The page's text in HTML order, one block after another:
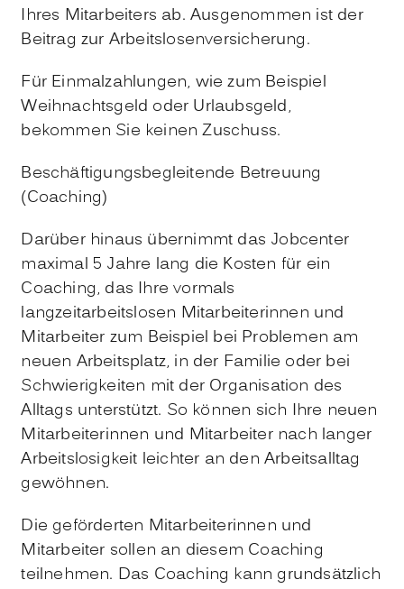
Ihres Mitarbeiters ab. Ausgenommen ist der
Beitrag zur Arbeitslosenversicherung.
Für Einmalzahlungen, wie zum Beispiel
Weihnachtsgeld oder Urlaubsgeld,
bekommen Sie keinen Zuschuss.
Beschäftigungsbegleitende Betreuung
(Coaching)
Darüber hinaus übernimmt das Jobcenter
maximal 5 Jahre lang die Kosten für ein
Coaching, das Ihre vormals
langzeitarbeitslosen Mitarbeiterinnen und
Mitarbeiter zum Beispiel bei Problemen am
neuen Arbeitsplatz, in der Familie oder bei
Schwierigkeiten mit der Organisation des
Alltags unterstützt. So können sich Ihre neuen
Mitarbeiterinnen und Mitarbeiter nach langer
Arbeitslosigkeit leichter an den Arbeitsalltag
gewöhnen.
Die geförderten Mitarbeiterinnen und
Mitarbeiter sollen an diesem Coaching
teilnehmen. Das Coaching kann grundsätzlich